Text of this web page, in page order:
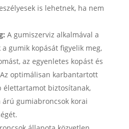
is lehetnek, ha nem
A gumiszerviz alkalmával a
gumik kopását figyelik meg,
az egyenletes kopást és
optimálisan karbantartott
élettartamot biztosítanak,
gumiabroncsok korai